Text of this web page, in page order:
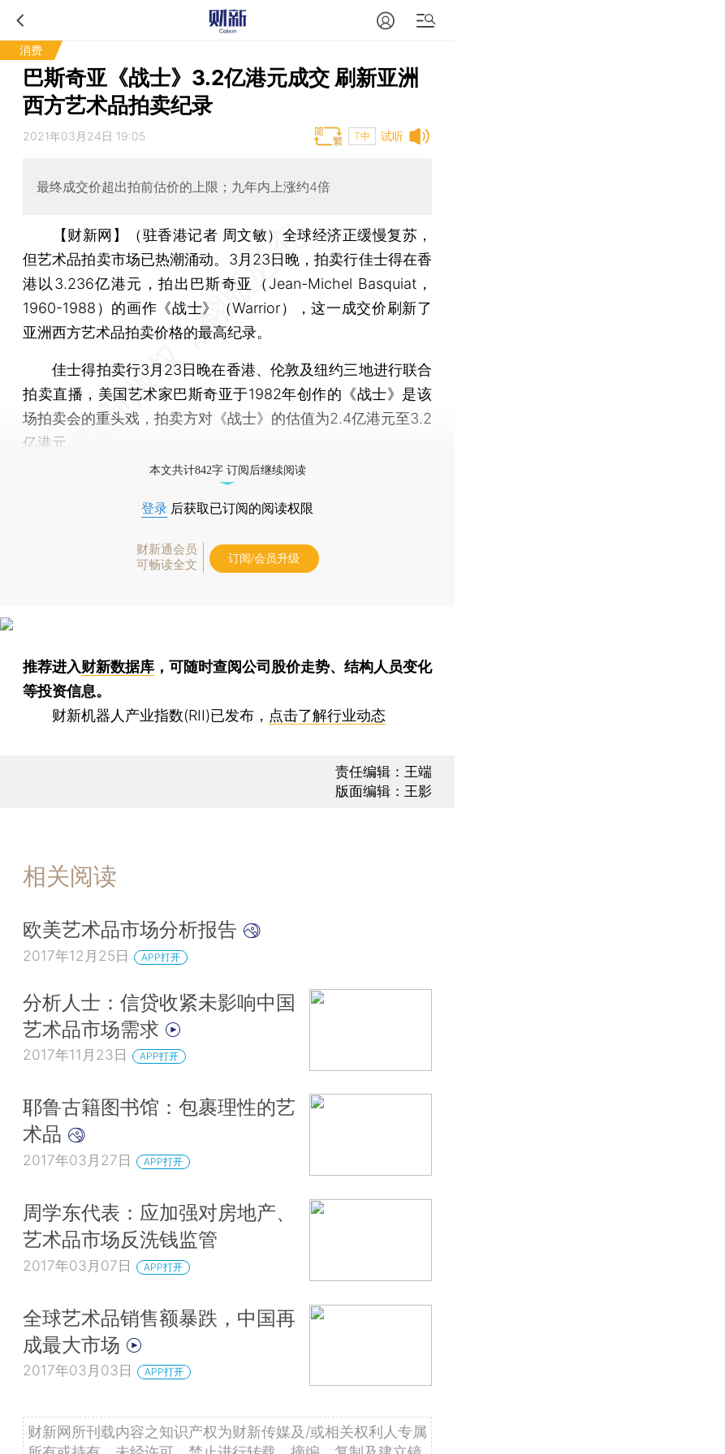
消费
巴斯奇亚《战士》3.2亿港元成交 刷新亚洲
西方艺术品拍卖纪录
试听
2021年03月24日 19:05 T中
最终成交价超出拍前估价的上限；九年内上涨约4倍
【财新网】（驻香港记者 周文敏） 全球经济正缓慢复苏，
但艺术品拍卖市场已热潮涌动。3月23日晚，拍卖行佳士得在香
港以3.236亿港元，拍出巴斯奇亚（Jean-Michel Basquiat，
1960-1988）的画作《战士》（Warrior），这一成交价刷新了
亚洲西方艺术品拍卖价格的最高纪录。
佳士得拍卖行3月23日晚在香港、伦敦及纽约三地进行联合
拍卖直播，美国艺术家巴斯奇亚于1982年创作的《战士》是该
场拍卖会的重头戏，拍卖方对《战士》的估值为2.4亿港元至3.2
亿港元。
本文共计842字 订阅后继续阅读
登录 后获取已订阅的阅读权限
财新通会员
可畅读全文
订阅/会员升级
推荐进入财新数据库 ，可随时查阅公司股价走势、结构人员变化
等投资信息。
财新机器人产业指数(RII)已发布， 点击了解行业动态
责任编辑：王端
版面编辑：王影
相关阅读
欧美艺术品市场分析报告
2017年12月25日 APP打开
分析人士：信贷收紧未影响中国
艺术品市场需求
2017年11月23日 APP打开
耶鲁古籍图书馆：包裹理性的艺
术品
2017年03月27日 APP打开
周学东代表：应加强对房地产、
艺术品市场反洗钱监管
2017年03月07日 APP打开
全球艺术品销售额暴跌，中国再
成最大市场
2017年03月03日 APP打开
财新网所刊载内容之知识产权为财新传媒及/或相关权利人专属